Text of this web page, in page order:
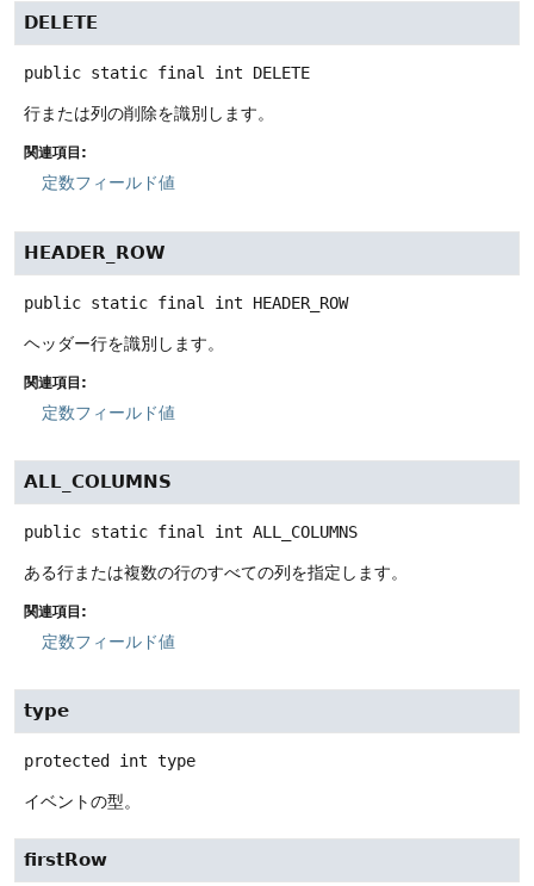
DELETE
public static final int DELETE
行または列の削除を識別します。
関連項目:
定数フィールド値
HEADER_ROW
public static final int HEADER_ROW
ヘッダー行を識別します。
関連項目:
定数フィールド値
ALL_COLUMNS
public static final int ALL_COLUMNS
ある行または複数の行のすべての列を指定します。
関連項目:
定数フィールド値
type
protected int type
イベントの型。
firstRow